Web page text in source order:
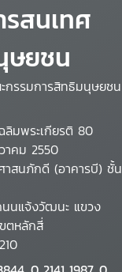
สนเทศ
ษยชน
กรรมการสิทธิมนุษยชน
ลิมพระเกียรติ 80
าคม 2550
าสนภักดี (อาคารบี) ชั้น
นแจ้งวัฒนะ แขวง
ตหลักสี่